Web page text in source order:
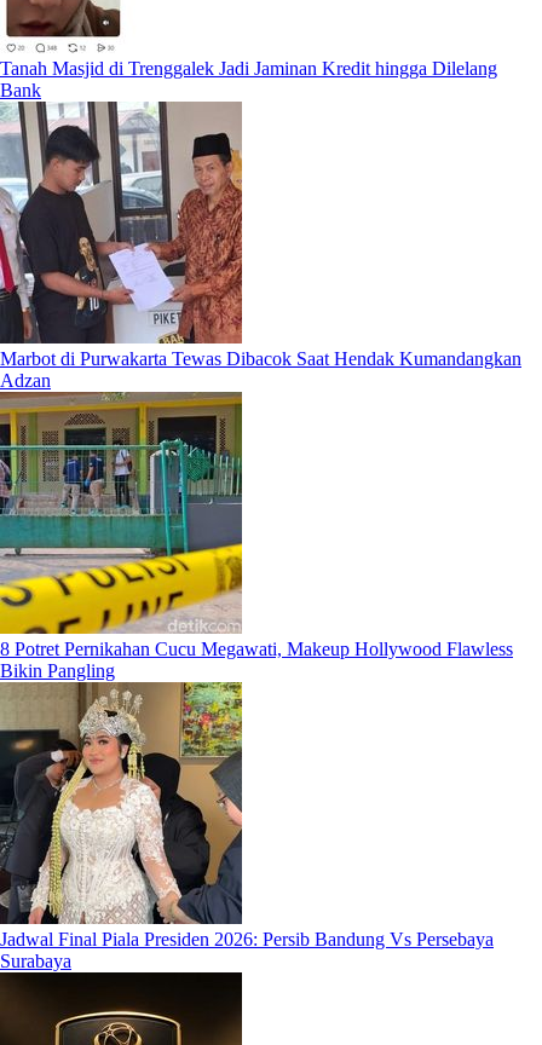
Tanah Masjid di Trenggalek Jadi Jaminan Kredit hingga Dilelang
Bank
Marbot di Purwakarta Tewas Dibacok Saat Hendak Kumandangkan
Adzan
8 Potret Pernikahan Cucu Megawati, Makeup Hollywood Flawless
Bikin Pangling
Jadwal Final Piala Presiden 2026: Persib Bandung Vs Persebaya
Surabaya